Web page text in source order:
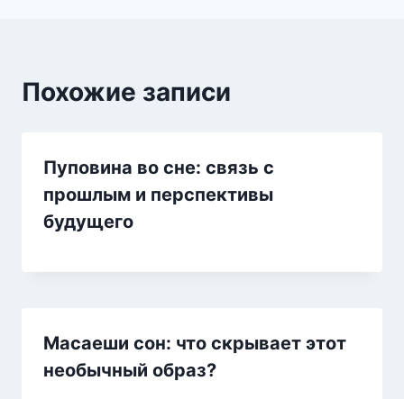
Похожие записи
Пуповина во сне: связь с
прошлым и перспективы
будущего
Масаеши сон: что скрывает этот
необычный образ?